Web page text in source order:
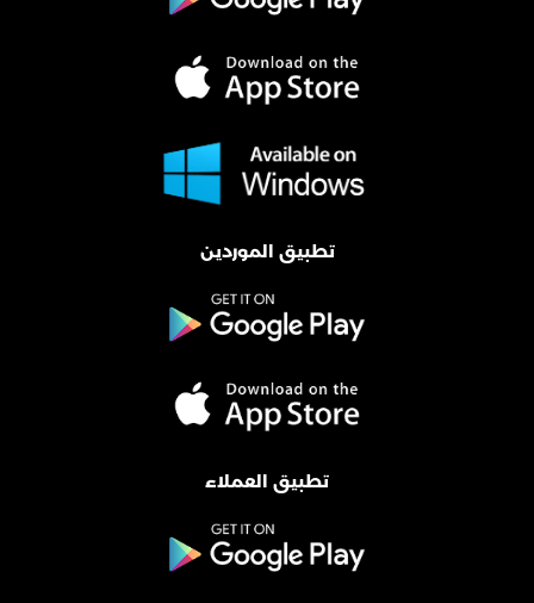
تطبيق الموردين
تطبيق العملاء